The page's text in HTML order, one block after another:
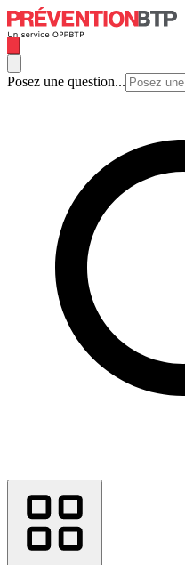
Posez une question...